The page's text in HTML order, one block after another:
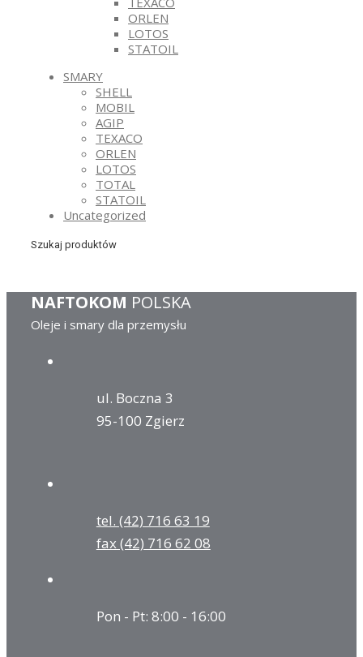
ORLEN
LOTOS
STATOIL
SMARY
SHELL
MOBIL
AGIP
TEXACO
ORLEN
LOTOS
TOTAL
STATOIL
Uncategorized
Szukaj produktów
NAFTOKOM POLSKA
Oleje i smary dla przemysłu
ul. Boczna 3
95-100 Zgierz
tel. (42) 716 63 19
fax (42) 716 62 08
Pon - Pt: 8:00 - 16:00